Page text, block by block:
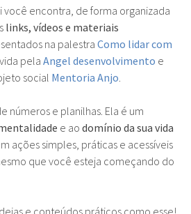
você encontra, de forma organizada
links, vídeos e materiais
na palestra Como lidar com
pela Angel desenvolvimento e
social Mentoria Anjo.
números e planilhas. Ela é um
e ao domínio da sua vida
ações simples, práticas e acessíveis
que você esteja começando do